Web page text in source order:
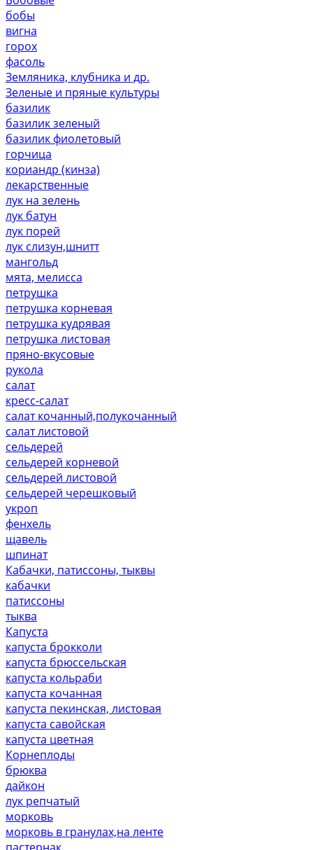
бобы
вигна
горох
фасоль
Земляника, клубника и др.
Зеленые и пряные культуры
базилик
базилик зеленый
базилик фиолетовый
горчица
кориандр (кинза)
лекарственные
лук на зелень
лук батун
лук порей
лук слизун,шнитт
мангольд
мята, мелисса
петрушка
петрушка корневая
петрушка кудрявая
петрушка листовая
пряно-вкусовые
рукола
салат
кресс-салат
салат кочанный,полукочанный
салат листовой
сельдерей
сельдерей корневой
сельдерей листовой
сельдерей черешковый
укроп
фенхель
щавель
шпинат
Кабачки, патиссоны, тыквы
кабачки
патиссоны
тыква
Капуста
капуста брокколи
капуста брюссельская
капуста кольраби
капуста кочанная
капуста пекинская, листовая
капуста савойская
капуста цветная
Корнеплоды
брюква
дайкон
лук репчатый
морковь
морковь в гранулах,на ленте